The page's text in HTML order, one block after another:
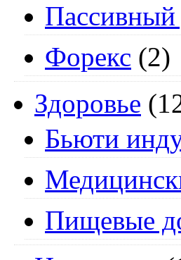
Пассивный
Форекс (2)
Здоровье
Бьюти
Пищевые